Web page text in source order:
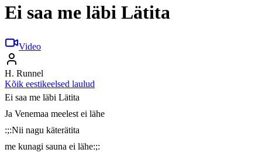
Ei saa me läbi Lätita
Video
H. Runnel
Kõik eestikeelsed laulud
Ei saa me läbi Lätita
Ja Venemaa meelest ei lähe
:;:Nii nagu käterätita
me kunagi sauna ei lähe:;: